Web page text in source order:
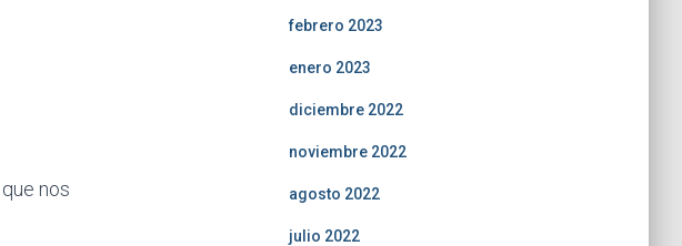
nos
febrero 2023
enero 2023
diciembre 2022
noviembre 2022
agosto 2022
julio 2022